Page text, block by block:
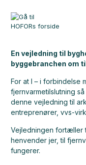
En vejledning til
byggebranchen om
For at I – i forbindelse
fjernvarmetilslutning
denne vejledning til
entreprenører, vvs-
Vejledningen fortæller
henvender jer, til
fungerer.